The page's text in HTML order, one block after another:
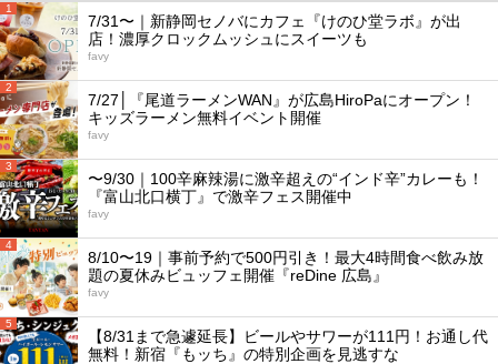
1
7/31〜｜新静岡セノバにカフェ『けのひ堂ラボ』が出
店！濃厚クロックムッシュにスイーツも
favy
2
7/27│『尾道ラーメンWAN』が広島HiroPaにオープン！
キッズラーメン無料イベント開催
favy
3
〜9/30｜100辛麻辣湯に激辛超えの“インド辛”カレーも！
『富山北口横丁』で激辛フェス開催中
favy
4
8/10〜19｜事前予約で500円引き！最大4時間食べ飲み放
題の夏休みビュッフェ開催『reDine 広島』
favy
5
【8/31まで急遽延長】ビールやサワーが111円！お通し代
無料！新宿『もッち』の特別企画を見逃すな